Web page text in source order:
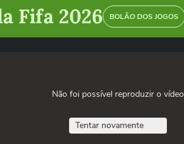
Fifa 2026 BOLÃO DOS JOGOS
Não foi possível reproduzir o vídeo
Tentar novamente